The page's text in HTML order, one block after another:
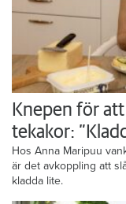
Knepen för
tekakor:
Hos Anna Maripuu
är det avkoppling att
kladda lite.